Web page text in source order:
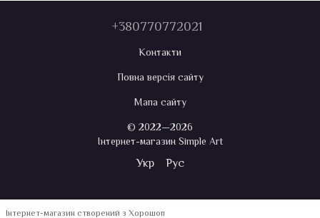
+380770772021
Контакти
Повна версія сайту
Мапа сайту
© 2022—2026
Інтернет-магазин Simple Art
Укр Рус
Інтернет-магазин створений з Хорошоп